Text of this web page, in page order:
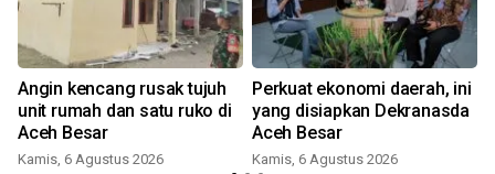
Angin kencang rusak tujuh
unit rumah dan satu ruko di
Aceh Besar
Kamis, 6 Agustus 2026
Perkuat ekonomi daerah, ini
yang disiapkan Dekranasda
Aceh Besar
Kamis, 6 Agustus 2026